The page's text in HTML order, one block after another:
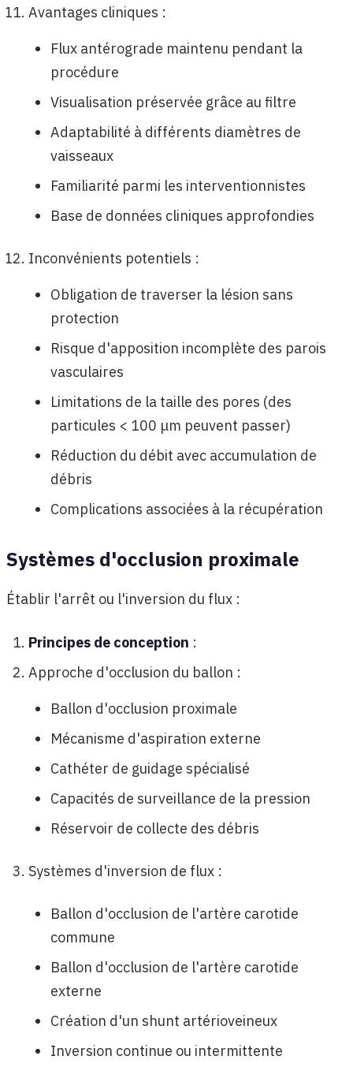
Avantages cliniques :
Flux antérograde maintenu pendant la
procédure
Visualisation préservée grâce au filtre
Adaptabilité à différents diamètres de
vaisseaux
Familiarité parmi les interventionnistes
Base de données cliniques approfondies
Inconvénients potentiels :
Obligation de traverser la lésion sans
protection
Risque d'apposition incomplète des parois
vasculaires
Limitations de la taille des pores (des
particules < 100 μm peuvent passer)
Réduction du débit avec accumulation de
débris
Complications associées à la récupération
Systèmes d'occlusion proximale
Établir l'arrêt ou l'inversion du flux :
Principes de conception :
Approche d'occlusion du ballon :
Ballon d'occlusion proximale
Mécanisme d'aspiration externe
Cathéter de guidage spécialisé
Capacités de surveillance de la pression
Réservoir de collecte des débris
Systèmes d'inversion de flux :
Ballon d'occlusion de l'artère carotide
commune
Ballon d'occlusion de l'artère carotide
externe
Création d'un shunt artérioveineux
Inversion continue ou intermittente